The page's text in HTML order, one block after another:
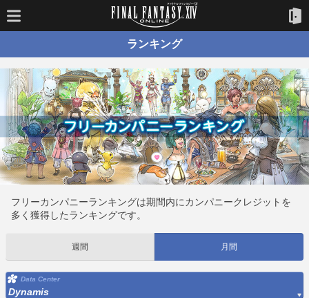
ランキング
フリーカンパニーランキングは期間内にカンパニークレジットを
多く獲得したランキングです。
週間 月間
Data Center
Dynamis